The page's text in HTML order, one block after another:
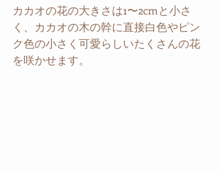
カカオの花の大きさは1〜2cmと小さ
く、カカオの木の幹に直接白色やピン
ク色の小さく可愛らしいたくさんの花
を咲かせます。